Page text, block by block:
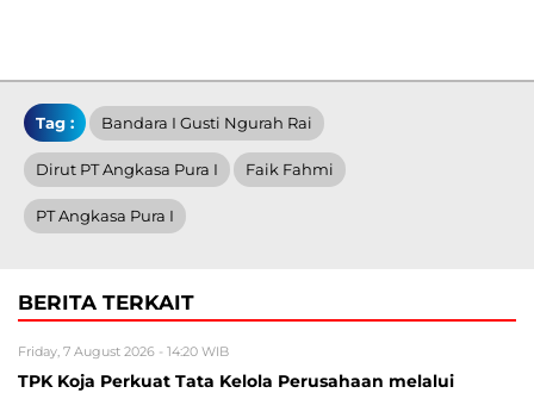
Tag : Bandara I Gusti Ngurah Rai
Dirut PT Angkasa Pura I Faik Fahmi
PT Angkasa Pura I
BERITA TERKAIT
Friday, 7 August 2026 - 14:20 WIB
TPK Koja Perkuat Tata Kelola Perusahaan melalui